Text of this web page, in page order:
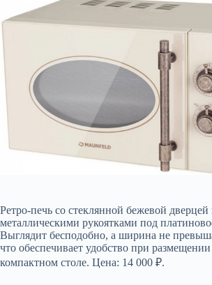
Ретро-печь со стеклянной бежевой дверцей
металлическими рукоятками под
Выглядит бесподобно, а ширина не
что обеспечивает удобство при
компактном столе. Цена: 14 000 ₽.